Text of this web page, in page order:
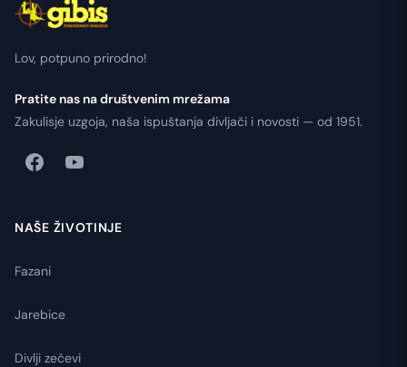
Lov, potpuno prirodno!
Pratite nas na društvenim mrežama
Zakulisje uzgoja, naša ispuštanja divljači i novosti — od 1951.
NAŠE ŽIVOTINJE
Fazani
Jarebice
Divlji zečevi